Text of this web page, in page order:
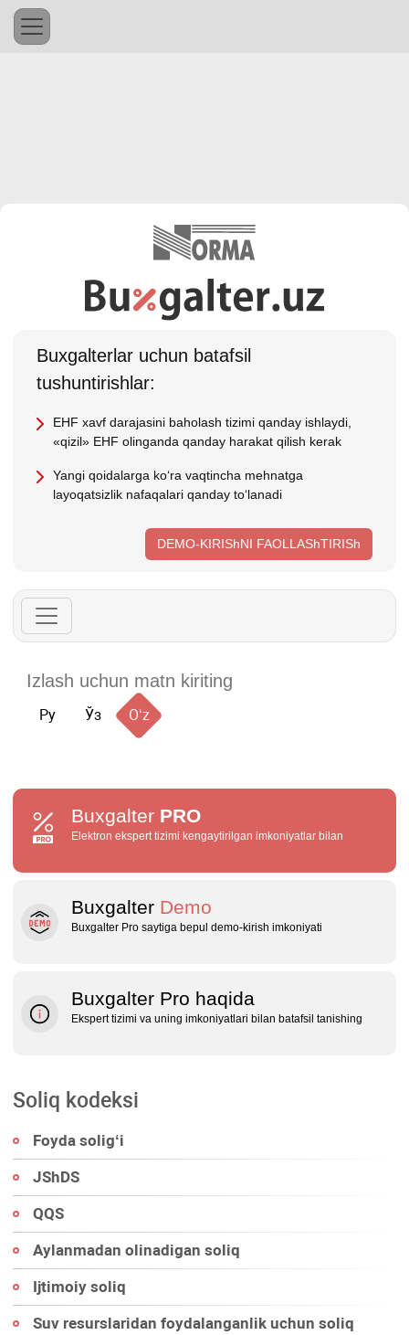
Buхgalterlar uchun batafsil
tushuntirishlar:
EHF хavf darajasini baholash tizimi qanday ishlaydi,
«qizil» EHF olinganda qanday harakat qilish kerak
Yangi qoidalarga koʻra vaqtincha mehnatga
layoqatsizlik nafaqalari qanday toʻlanadi
DEMO-KIRIShNI FAOLLAShTIRISh
Ру Ўз Oʻz
Buxgalter PRO
Elektron ekspert tizimi kengaytirilgan imkoniyatlar bilan
Buxgalter Demo
Buxgalter Pro saytiga bepul demo‑kirish imkoniyati
Buxgalter Pro haqida
Ekspert tizimi va uning imkoniyatlari bilan batafsil tanishing
Soliq kodeksi
Foyda soligʻi
JShDS
QQS
Aylanmadan olinadigan soliq
Ijtimoiy soliq
Suv resurslaridan foydalanganlik uchun soliq